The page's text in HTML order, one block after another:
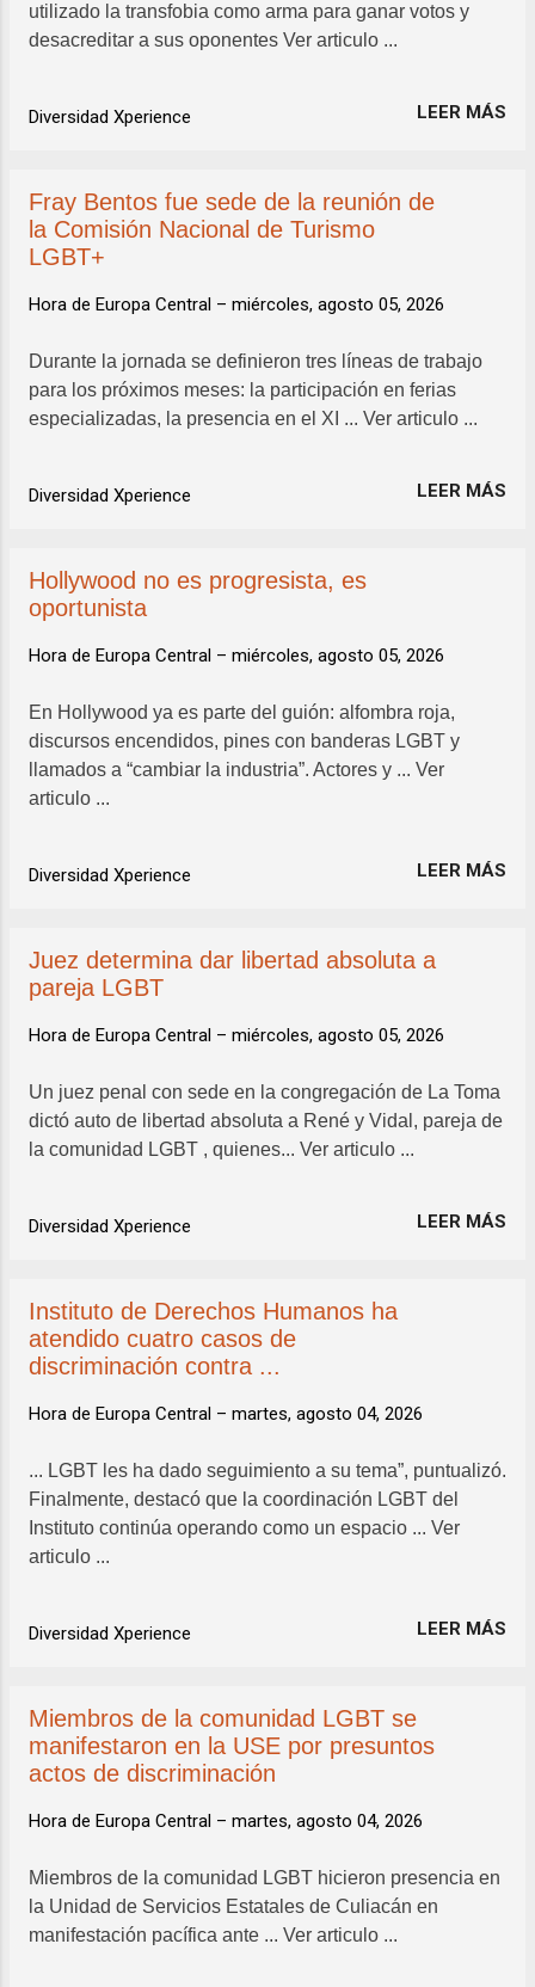
utilizado la transfobia como arma para ganar votos y
desacreditar a sus oponentes Ver articulo ...
Diversidad Xperience LEER MÁS
Fray Bentos fue sede de la reunión de
la Comisión Nacional de Turismo
LGBT+
Hora de Europa Central – miércoles, agosto 05, 2026
Durante la jornada se definieron tres líneas de trabajo
para los próximos meses: la participación en ferias
especializadas, la presencia en el XI ... Ver articulo ...
Diversidad Xperience LEER MÁS
Hollywood no es progresista, es
oportunista
Hora de Europa Central – miércoles, agosto 05, 2026
En Hollywood ya es parte del guión: alfombra roja,
discursos encendidos, pines con banderas LGBT y
llamados a “cambiar la industria”. Actores y ... Ver
articulo ...
Diversidad Xperience LEER MÁS
Juez determina dar libertad absoluta a
pareja LGBT
Hora de Europa Central – miércoles, agosto 05, 2026
Un juez penal con sede en la congregación de La Toma
dictó auto de libertad absoluta a René y Vidal, pareja de
la comunidad LGBT , quienes... Ver articulo ...
Diversidad Xperience LEER MÁS
Instituto de Derechos Humanos ha
atendido cuatro casos de
discriminación contra ...
Hora de Europa Central – martes, agosto 04, 2026
... LGBT les ha dado seguimiento a su tema”, puntualizó.
Finalmente, destacó que la coordinación LGBT del
Instituto continúa operando como un espacio ... Ver
articulo ...
Diversidad Xperience LEER MÁS
Miembros de la comunidad LGBT se
manifestaron en la USE por presuntos
actos de discriminación
Hora de Europa Central – martes, agosto 04, 2026
Miembros de la comunidad LGBT hicieron presencia en
la Unidad de Servicios Estatales de Culiacán en
manifestación pacífica ante ... Ver articulo ...